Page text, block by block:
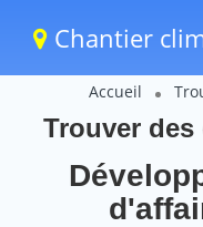
Chantier
Accueil
Trouver des